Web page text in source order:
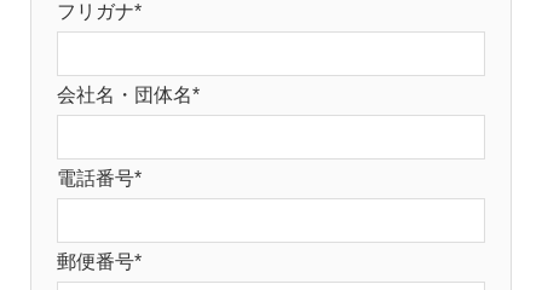
フリガナ*
会社名・団体名*
電話番号*
郵便番号*